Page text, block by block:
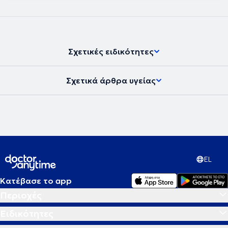
Σχετικές ειδικότητες
Σχετικά άρθρα υγείας
EL
Κατέβασε το app